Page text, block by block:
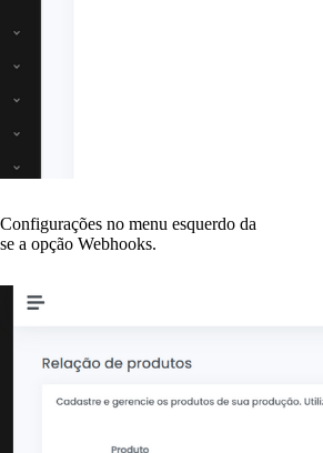
no menu esquerdo da
a opção Webhooks.